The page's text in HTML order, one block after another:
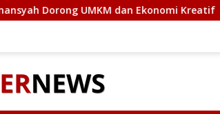
dan Ekonomi Kreatif Enam